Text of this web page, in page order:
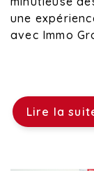
une
avec Immo
Lire la